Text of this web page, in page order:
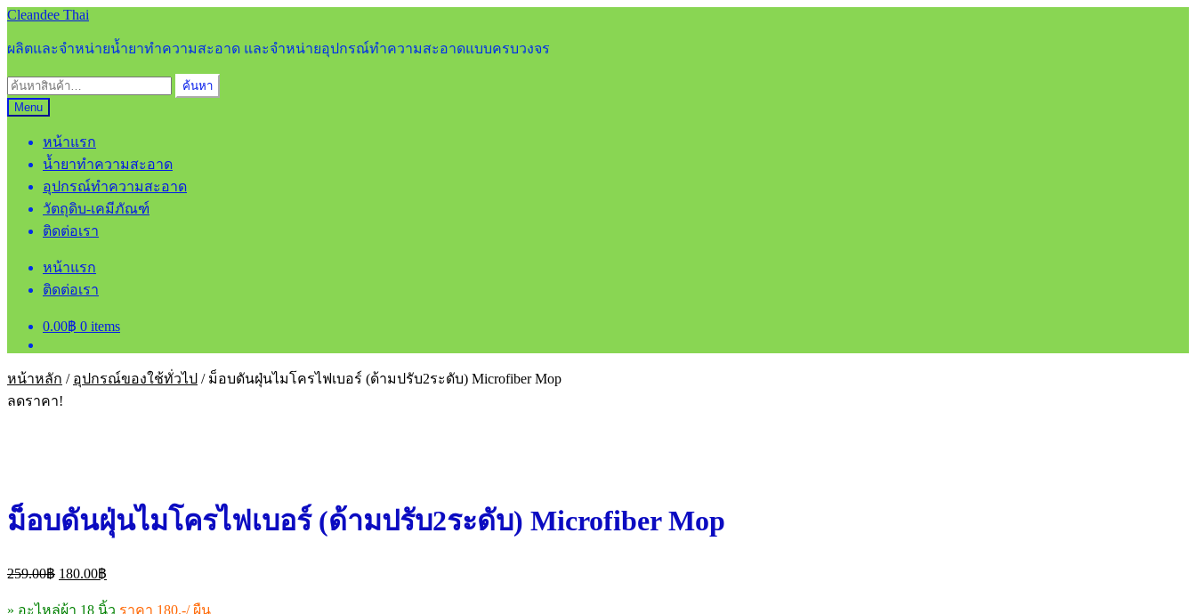
Skip
navigation
Skip
content
Cleandee Thai
ผลิตและจำหน่ายน้ำยาทำความสะอาด และจำหน่ายอุปกรณ์ทำความสะอาดแบบครบวงจร
ค้นหา:
ค้นหา
Menu
หน้าแรก
น้ำยาทำความสะอาด
อุปกรณ์ทำความสะอาด
วัตถุดิบ-เคมีภัณฑ์
ติดต่อเรา
หน้าแรก
ติดต่อเรา
0.00฿ 0 items
หน้าหลัก / อุปกรณ์ของใช้ทั่วไป / ม็อบดันฝุ่นไมโครไฟเบอร์ (ด้ามปรับ2ระดับ) Microfiber Mop
ลดราคา!
ม็อบดันฝุ่นไมโครไฟเบอร์ (ด้ามปรับ2ระดับ) Microfiber Mop
259.00฿ Original
price
was:
180.00฿
price
is:
» อะไหล่ผ้า 18 นิ้ว ราคา 180.-/ ผืน